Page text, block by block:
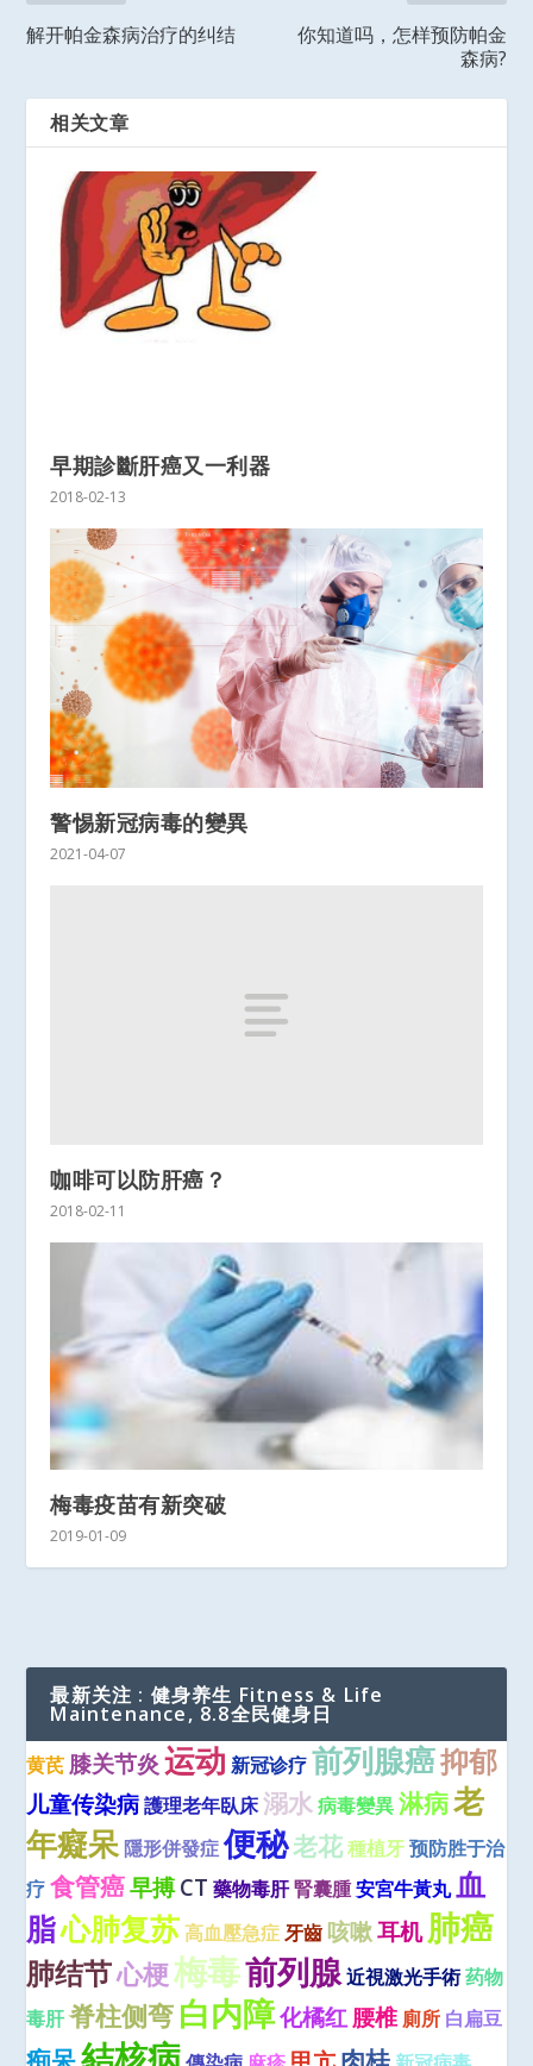
解开帕金森病治疗的纠结
你知道吗，怎样预防帕金
森病?
相关文章
早期診斷肝癌又一利器
2018-02-13
警惕新冠病毒的變異
2021-04-07
咖啡可以防肝癌？
2018-02-11
梅毒疫苗有新突破
2019-01-09
最新关注 : 健身养生 Fitness & Life
Maintenance, 8.8全民健身日
黄芪 膝关节炎 运动 新冠诊疗 前列腺癌抑郁
儿童传染病 護理老年臥床溺水 病毒變異 淋病老
年癡呆 隱形併發症 便秘老花 種植牙 预防胜于治
疗 食管癌早搏CT 藥物毒肝腎囊腫安宮牛黃丸 血
脂心肺复苏 高血壓急症 牙齒 咳嗽耳机肺癌
肺结节心梗梅毒前列腺近視激光手術药物
毒肝脊柱侧弯白内障化橘红腰椎 廁所 白扁豆
結核病